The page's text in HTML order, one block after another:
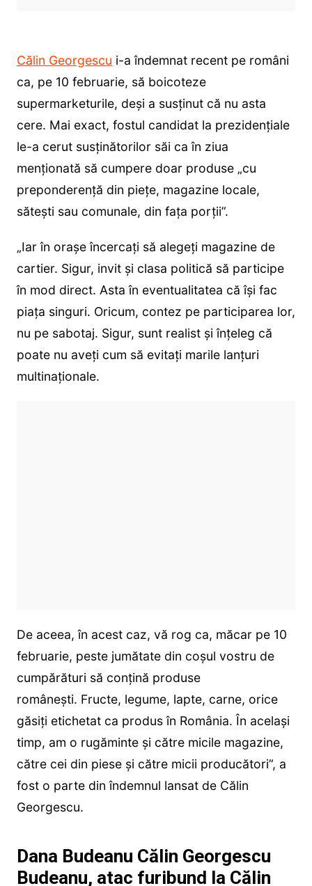
Călin Georgescu i-a îndemnat recent pe români
ca, pe 10 februarie, să boicoteze
supermarketurile, deși a susținut că nu asta
cere. Mai exact, fostul candidat la prezidențiale
le-a cerut susținătorilor săi ca în ziua
menționată să cumpere doar produse „cu
preponderență din piețe, magazine locale,
sătești sau comunale, din fața porții”.
„Iar în orașe încercați să alegeți magazine de
cartier. Sigur, invit și clasa politică să participe
în mod direct. Asta în eventualitatea că își fac
piața singuri. Oricum, contez pe participarea lor,
nu pe sabotaj. Sigur, sunt realist și înțeleg că
poate nu aveți cum să evitați marile lanțuri
multinaționale.
De aceea, în acest caz, vă rog ca, măcar pe 10
februarie, peste jumătate din coșul vostru de
cumpărături să conțină produse
românești. Fructe, legume, lapte, carne, orice
găsiți etichetat ca produs în România. În același
timp, am o rugăminte și către micile magazine,
către cei din piese și către micii producători”, a
fost o parte din îndemnul lansat de Călin
Georgescu.
Dana Budeanu Călin Georgescu
Budeanu, atac furibund la Călin